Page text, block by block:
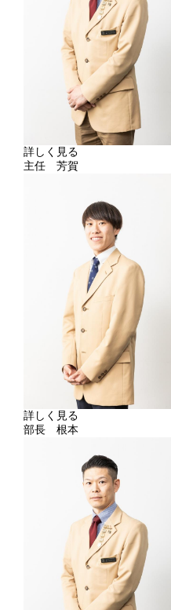
詳しく見る
主任 芳賀
詳しく見る
部長 根本